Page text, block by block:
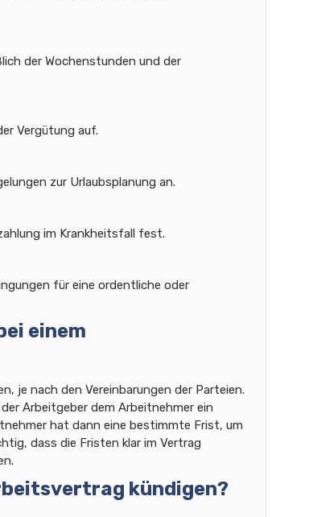
der Wochenstunden und der
Vergütung auf.
zur Urlaubsplanung an.
im Krankheitsfall fest.
für eine ordentliche oder
einem
je nach den Vereinbarungen der Parteien.
Arbeitgeber dem Arbeitnehmer ein
hat dann eine bestimmte Frist, um
dass die Fristen klar im Vertrag
kündigen?